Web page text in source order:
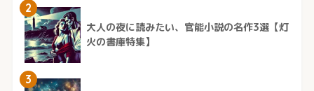
2
大人の夜に読みたい、官能小説の名作3選【灯
火の書庫特集】
3